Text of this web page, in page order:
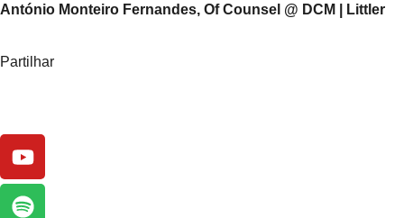
António Monteiro Fernandes, Of Counsel @ DCM | Littler
Partilhar